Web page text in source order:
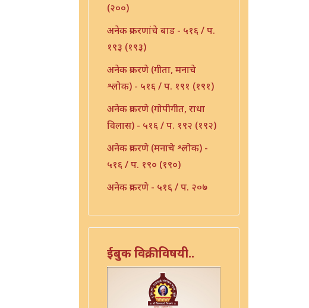
(२००)
अनेक प्रकरणांचे बाड - ५१६ / प.
१९३ (१९३)
अनेक प्रकरणे (गीता, मनाचे
श्लोक) - ५१६ / प. १९१ (१९१)
अनेक प्रकरणे (गोपीगीत, राधा
विलास) - ५१६ / प. १९२ (१९२)
अनेक प्रकरणे (मनाचे श्लोक) -
५१६ / प. १९० (१९०)
अनेक प्रकरणे - ५१६ / प. २०७
अनेक प्रकरणे - ५१६ / प. २१०
अनेक प्रकरणे - ५१६ / प. २३६
अभंग - ५१६ / प. १५३ (१५३)
ईबुक विक्रीविषयी..